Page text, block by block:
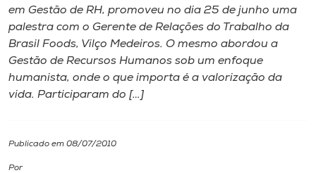
Internacionalização
I.nova
Diplomados
em Gestão de RH, promoveu no dia 25 de junho uma
palestra com o Gerente de Relações do Trabalho da
Brasil Foods, Vilço Medeiros. O mesmo abordou a
Gestão de Recursos Humanos sob um enfoque
humanista, onde o que importa é a valorização da
vida. Participaram do […]
Publicado em 08/07/2010
Por